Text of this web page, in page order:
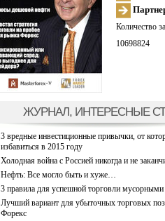
Количество
10698824
ЖУРНАЛ, ИНТЕРЕСНЫЕ
3 вредные инвестиционные привычки, от
избавиться в 2015 году
Холодная война с Россией никогда и не
Нефть: Все могло быть и хуже…
3 правила для успешной торговли
Лучший вариант для убыточных торговых
Форекс